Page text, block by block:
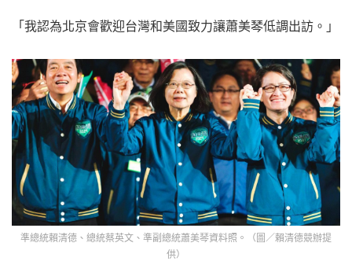
「我認為北京會歡迎台灣和美國致力讓蕭美琴低調出訪。」
準總統賴清德、總統蔡英文、準副總統蕭美琴資料照。（圖／賴清德競辦提
供）